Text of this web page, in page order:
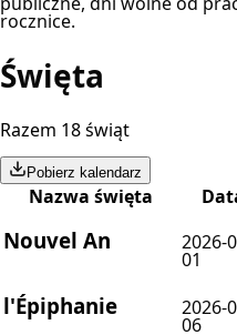
rocznice.
Święta
Razem 18 świąt
Pobierz kalendarz
Nazwa święta
Nouvel An 2026-
01
l'Épiphanie 2026-
06